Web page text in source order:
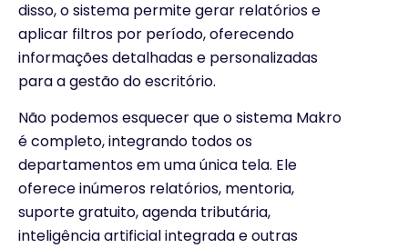
disso, o sistema permite gerar relatórios e
aplicar filtros por período, oferecendo
informações detalhadas e personalizadas
para a gestão do escritório.
Não podemos esquecer que o sistema Makro
é completo, integrando todos os
departamentos em uma única tela. Ele
oferece inúmeros relatórios, mentoria,
suporte gratuito, agenda tributária,
inteligência artificial integrada e outras